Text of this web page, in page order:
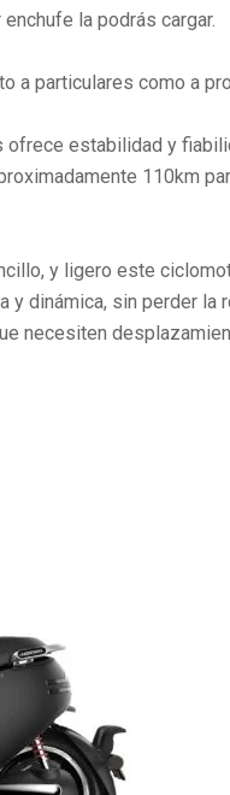
la podrás cargar.
a particulares como a
ofrece estabilidad y
110km
y ligero este
y dinámica, sin perder la
necesiten